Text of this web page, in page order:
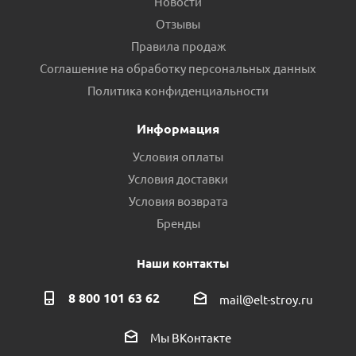
Отзывы
Правила продаж
Соглашение на обработку персональных данных
Политика конфиденциальности
Информация
Условия оплаты
Условия доставки
Условия возврата
Бренды
Наши контакты
8 800 101 63 62 mail@elt-stroy.ru
Мы ВКонтакте